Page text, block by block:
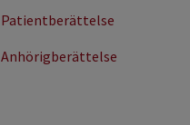
Patientberättelse
Anhörigberättelse